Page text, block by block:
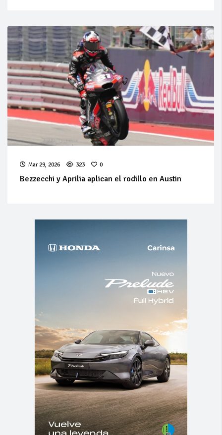
Mar 29, 2026 323 0
Bezzecchi y Aprilia aplican el rodillo en Austin